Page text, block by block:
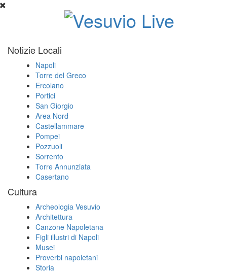
Notizie Locali
Napoli
Torre del Greco
Ercolano
Portici
San Giorgio
Area Nord
Castellammare
Pompei
Pozzuoli
Sorrento
Torre Annunziata
Casertano
Cultura
Archeologia Vesuvio
Architettura
Canzone Napoletana
Figli illustri di Napoli
Musei
Proverbi napoletani
Storia